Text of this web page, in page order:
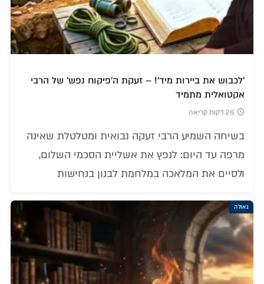
'לכבוש את ביירות מיד'! – זעקת ה'פיקוח נפש' של הרבי
אקטואלית מתמיד
26 דקות קריאה
בשיחה השמיע הרבי זעקה נבואית ומטלטלת שאינה
מרפה עד היום: לנפץ את אשליית הסכמי השלום,
ולסיים את המלאכה במלחמת לבנון בנחישות
גאולה